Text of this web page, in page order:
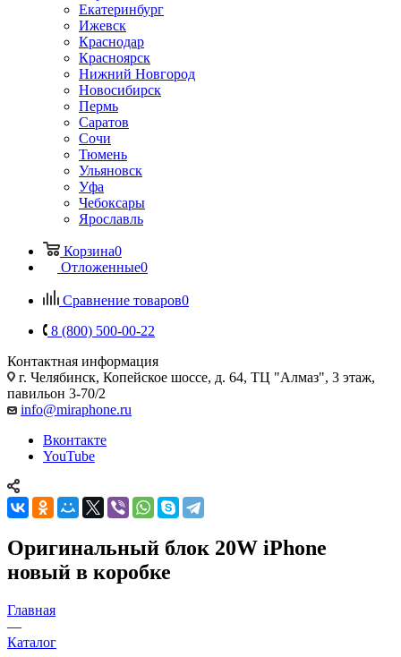
Екатеринбург
Ижевск
Краснодар
Красноярск
Нижний Новгород
Новосибирск
Пермь
Саратов
Сочи
Тюмень
Ульяновск
Уфа
Чебоксары
Ярославль
Корзина0
Отложенные0
Сравнение товаров0
8 (800) 500-00-22
Контактная информация
г. Челябинск, Копейское шоссе, д. 64, ТЦ "Алмаз", 3 этаж,
павильон 3-70/2
info@miraphone.ru
Вконтакте
YouTube
Оригинальный блок 20W iPhone
новый в коробке
Главная
—
Каталог